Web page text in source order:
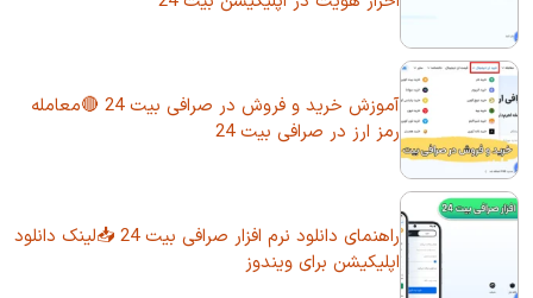
آموزش خرید و فروش در صرافی بیت 24 🔴معامله
رمز ارز در صرافی بیت 24
راهنمای دانلود نرم افزار صرافی بیت 24 📥لینک دانلود
اپلیکیشن برای ویندوز